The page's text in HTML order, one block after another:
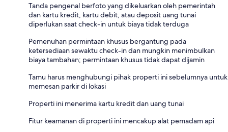
Tanda pengenal berfoto yang dikeluarkan oleh pemerintah
dan kartu kredit, kartu debit, atau deposit uang tunai
diperlukan saat check-in untuk biaya tidak terduga
Pemenuhan permintaan khusus bergantung pada
ketersediaan sewaktu check-in dan mungkin menimbulkan
biaya tambahan; permintaan khusus tidak dapat dijamin
Tamu harus menghubungi pihak properti ini sebelumnya untuk
memesan parkir di lokasi
Properti ini menerima kartu kredit dan uang tunai
Fitur keamanan di properti ini mencakup alat pemadam api